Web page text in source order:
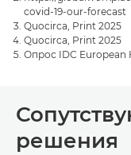
covid-19-our-forecast
Quocirca, Print 2025
Quocirca, Print 2025
Опрос IDC European
решения